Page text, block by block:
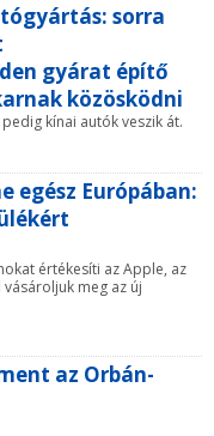
sorra
gyárat építő
közösködni
kínai autók veszik át.
egész Európában:
értékesíti az Apple, az
meg az új
az Orbán-